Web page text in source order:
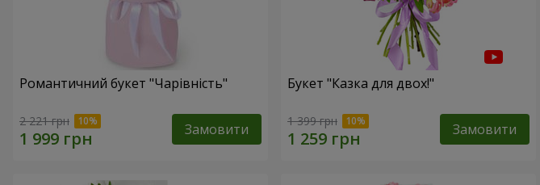
Романтичний букет "Чарівність"
2 221 грн Замовити
Букет "Казка для двох!"
1 399 грн Замовити